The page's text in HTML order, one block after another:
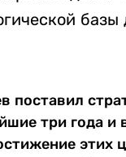
базы
поставил
три года и
этих